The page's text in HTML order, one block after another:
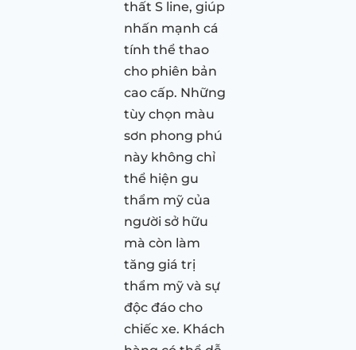
thất S line, giúp
nhấn mạnh cá
tính thể thao
cho phiên bản
cao cấp. Những
tùy chọn màu
sơn phong phú
này không chỉ
thể hiện gu
thẩm mỹ của
người sở hữu
mà còn làm
tăng giá trị
thẩm mỹ và sự
độc đáo cho
chiếc xe. Khách